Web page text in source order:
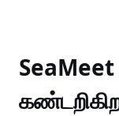
SeaMeet